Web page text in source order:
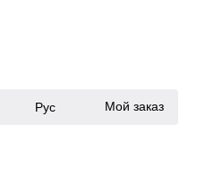
Рус Мой заказ